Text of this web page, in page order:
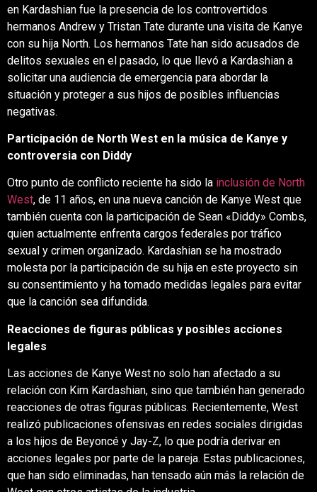
en Kardashian fue la presencia de los controvertidos
hermanos Andrew y Tristan Tate durante una visita de Kanye
con su hija North. Los hermanos Tate han sido acusados de
delitos sexuales en el pasado, lo que llevó a Kardashian a
solicitar una audiencia de emergencia para abordar la
situación y proteger a sus hijos de posibles influencias
negativas.
Participación de North West en la música de Kanye y
controversia con Diddy
Otro punto de conflicto reciente ha sido la inclusión de North
West, de 11 años, en una nueva canción de Kanye West que
también cuenta con la participación de Sean «Diddy» Combs,
quien actualmente enfrenta cargos federales por tráfico
sexual y crimen organizado. Kardashian se ha mostrado
molesta por la participación de su hija en este proyecto sin
su consentimiento y ha tomado medidas legales para evitar
que la canción sea difundida.
Reacciones de figuras públicas y posibles acciones
legales
Las acciones de Kanye West no solo han afectado a su
relación con Kim Kardashian, sino que también han generado
reacciones de otras figuras públicas. Recientemente, West
realizó publicaciones ofensivas en redes sociales dirigidas
a los hijos de Beyoncé y Jay-Z, lo que podría derivar en
acciones legales por parte de la pareja. Estas publicaciones,
que han sido eliminadas, han tensado aún más la relación de